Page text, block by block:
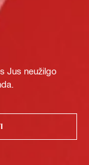
Jus neužilgo